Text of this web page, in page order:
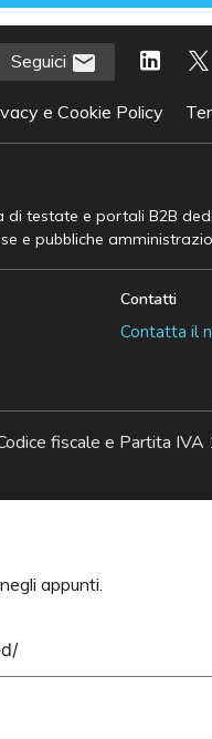
Seguici
e Cookie Policy
testate e portali B2B
e pubbliche
Contatti
Contatta il
fiscale e Partita
appunti.